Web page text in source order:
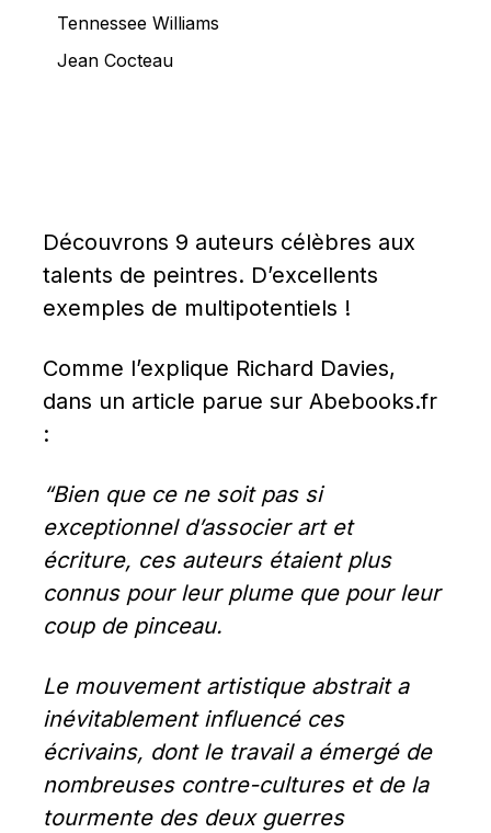
Tennessee Williams
Jean Cocteau
Découvrons 9 auteurs célèbres aux
talents de peintres. D’excellents
exemples de multipotentiels !
Comme l’explique Richard Davies,
dans un article parue sur Abebooks.fr
:
“Bien que ce ne soit pas si
exceptionnel d’associer art et
écriture, ces auteurs étaient plus
connus pour leur plume que pour leur
coup de pinceau.
Le mouvement artistique abstrait a
inévitablement influencé ces
écrivains, dont le travail a émergé de
nombreuses contre-cultures et de la
tourmente des deux guerres